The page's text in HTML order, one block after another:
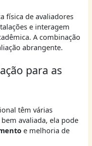
física de avaliadores
e interagem
A combinação
abrangente.
para as
têm várias
avaliada, ela pode
e melhoria de